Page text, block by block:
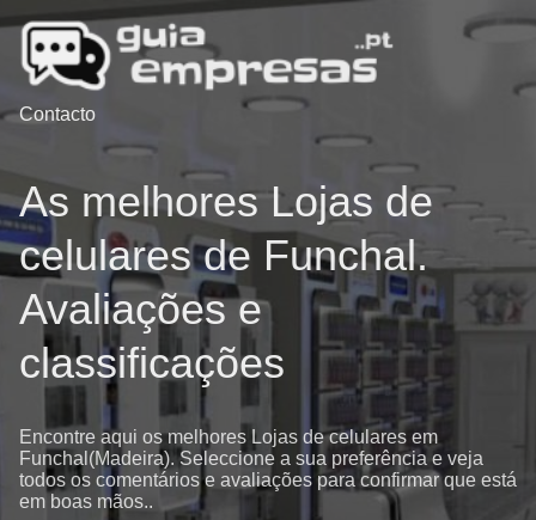
Contacto
As melhores Lojas de
celulares de Funchal.
Avaliações e
classificações
Encontre aqui os melhores Lojas de celulares em
Funchal(Madeira). Seleccione a sua preferência e veja
todos os comentários e avaliações para confirmar que está
em boas mãos..